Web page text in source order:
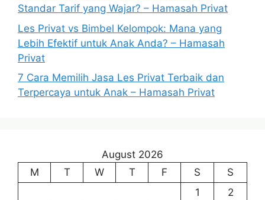
Standar Tarif yang Wajar? – Hamasah Privat
Les Privat vs Bimbel Kelompok: Mana yang
Lebih Efektif untuk Anak Anda? – Hamasah
Privat
7 Cara Memilih Jasa Les Privat Terbaik dan
Terpercaya untuk Anak – Hamasah Privat
August 2026
M
T W T F S
S
1
2